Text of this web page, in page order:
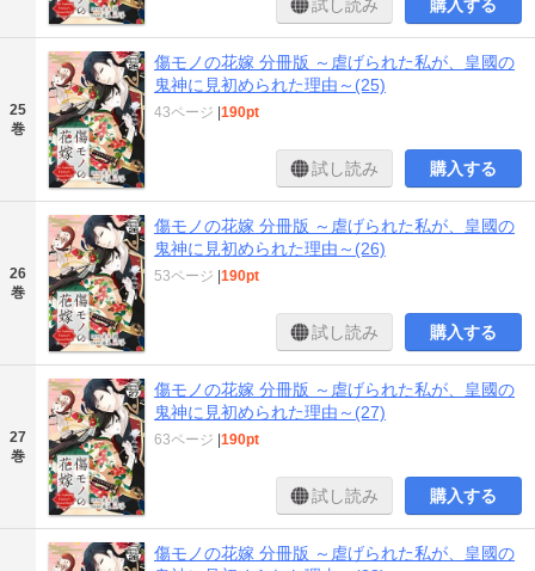
試し読み 購入する
25
巻
傷モノの花嫁 分冊版 ～虐げられた私が、皇國の
鬼神に見初められた理由～(25)
43ページ 190pt
試し読み 購入する
26
巻
傷モノの花嫁 分冊版 ～虐げられた私が、皇國の
鬼神に見初められた理由～(26)
53ページ 190pt
試し読み 購入する
27
巻
傷モノの花嫁 分冊版 ～虐げられた私が、皇國の
鬼神に見初められた理由～(27)
63ページ 190pt
試し読み 購入する
傷モノの花嫁 分冊版 ～虐げられた私が、皇國の